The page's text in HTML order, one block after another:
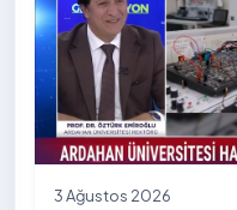
3 Ağustos 2026